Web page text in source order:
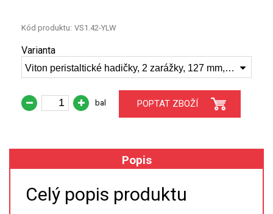
STANDARDY
SPECIÁLNÍ APLIKACE
XRF
VZORKOVNICE XRF
TAVENÍ
Kód produktu: VS1.42-YLW
Varianta
Viton peristaltické hadičky, 2 zarážky, 127 mm, 1.42mm ID žlutá/žlutá VS1.42-YLW
bal POPTAT ZBOŽÍ
Popis
Celý popis produktu